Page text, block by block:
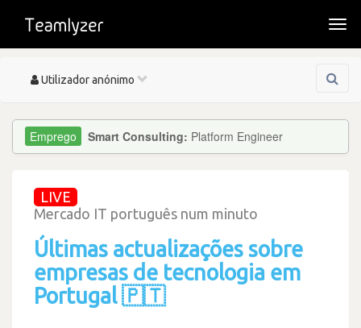
Toggle
Utilizador anónimo
Smart Consulting: Platform Engineer
LIVE
Mercado IT português num minuto
Últimas actualizações sobre
empresas de tecnologia em
Portugal 🇵🇹